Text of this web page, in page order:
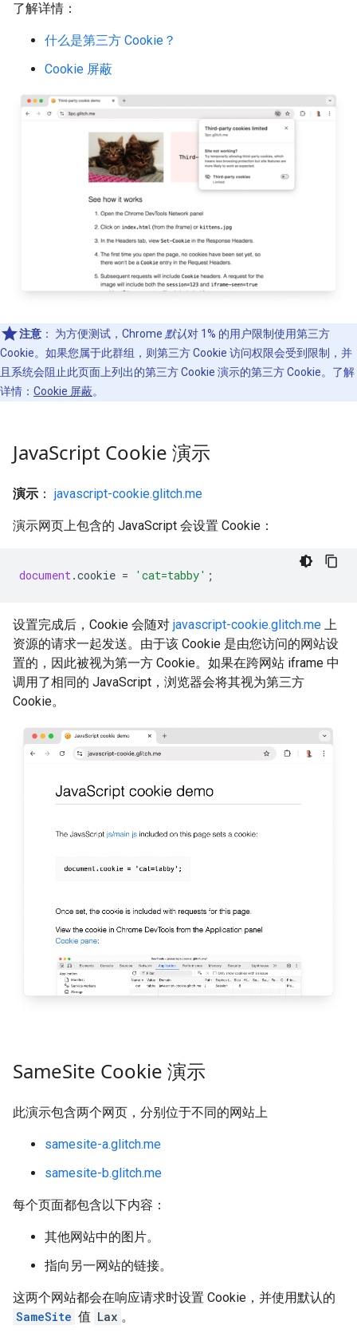
了解详情：
什么是第三方 Cookie？
Cookie 屏蔽
注意 ： 为方便测试，Chrome 默认对 1% 的用户限制使用第三方
Cookie。如果您属于此群组，则第三方 Cookie 访问权限会受到限制，并
且系统会阻止此页面上列出的第三方 Cookie 演示的第三方 Cookie。了解
详情： Cookie 屏蔽。
JavaScript Cookie 演示
演示 ： javascript-cookie.glitch.me
演示网页上包含的 JavaScript 会设置 Cookie：
document.cookie = 'cat=tabby' ;
设置完成后，Cookie 会随对 javascript-cookie.glitch.me 上
资源的请求一起发送。由于该 Cookie 是由您访问的网站设
置的，因此被视为第一方 Cookie。如果在跨网站 iframe 中
调用了相同的 JavaScript，浏览器会将其视为第三方
Cookie。
SameSite Cookie 演示
此演示包含两个网页，分别位于不同的网站上
samesite-a.glitch.me
samesite-b.glitch.me
每个页面都包含以下内容：
其他网站中的图片。
指向另一网站的链接。
这两个网站都会在响应请求时设置 Cookie，并使用默认的
SameSite 值 Lax 。